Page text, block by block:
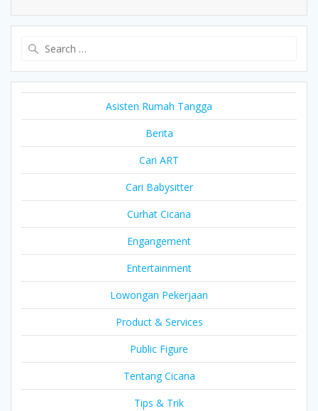
Asisten Rumah Tangga
Berita
Cari ART
Cari Babysitter
Curhat Cicana
Engangement
Entertainment
Lowongan Pekerjaan
Product & Services
Public Figure
Tentang Cicana
Tips & Trik